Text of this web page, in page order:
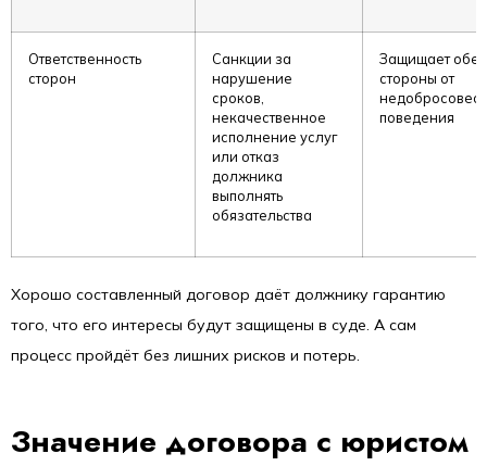
Ответственность
сторон
Санкции за
нарушение
сроков,
некачественное
исполнение услуг
или отказ
должника
выполнять
обязательства
Защищает обе
стороны от
поведения
Хорошо составленный договор даёт должнику гарантию
того, что его интересы будут защищены в суде. А сам
процесс пройдёт без лишних рисков и потерь.
Значение договора с юристом